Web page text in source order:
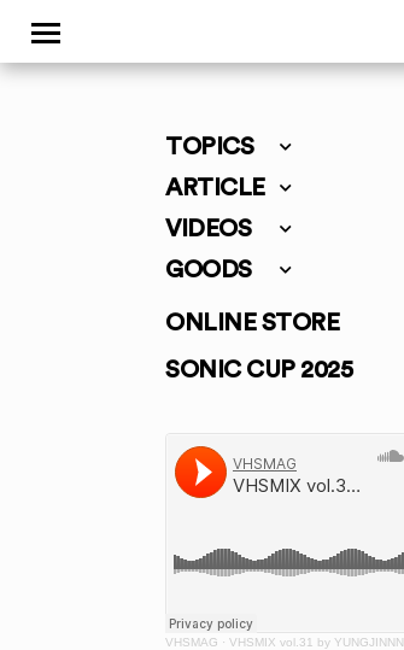
TOPICS
ARTICLE
VIDEOS
GOODS
ONLINE STORE
SONIC CUP 2025
VHSMAG · VHSMIX vol.31 by YUNGJINNN